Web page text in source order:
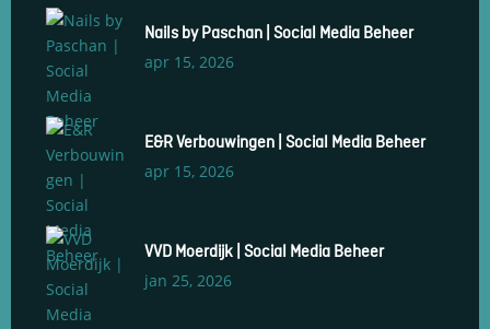
Nails by Paschan | Social Media Beheer
apr 15, 2026
E&R Verbouwingen | Social Media Beheer
apr 15, 2026
VVD Moerdijk | Social Media Beheer
jan 25, 2026